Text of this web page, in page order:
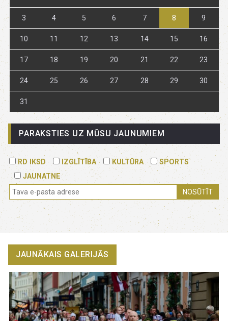
3 4 5 6 7 8 9
10 11 12 13 14 15 16
17 18 19 20 21 22 23
24 25 26 27 28 29 30
31
PARAKSTIES UZ MŪSU JAUNUMIEM
RD IKSD IZGLĪTĪBA KULTŪRA
SPORTS
JAUNATNE
NOSŪTĪT
JAUNĀKAIS GALERIJĀS